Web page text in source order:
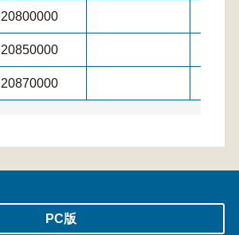
20800000
20850000
20870000
PC版